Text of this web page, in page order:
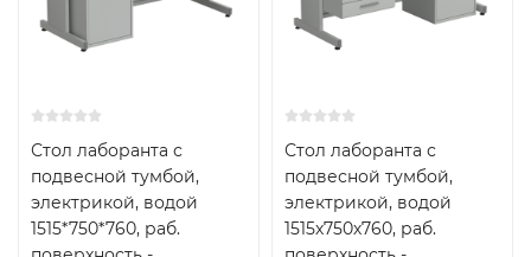
Стол лаборанта с
подвесной тумбой,
электрикой, водой
1515*750*760, раб.
Стол лаборанта с
подвесной тумбой,
электрикой, водой
1515х750х760, раб.